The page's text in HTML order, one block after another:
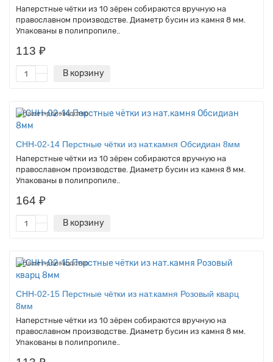
Наперстные чётки из 10 зёрен собираются вручную на
православном производстве. Диаметр бусин из камня 8 мм.
Упакованы в полипропиле..
113 ₽
В корзину
Наше производство
CHH-02-14 Перстные чётки из нат.камня Обсидиан 8мм
Наперстные чётки из 10 зёрен собираются вручную на
православном производстве. Диаметр бусин из камня 8 мм.
Упакованы в полипропиле..
164 ₽
В корзину
Наше производство
CHH-02-15 Перстные чётки из нат.камня Розовый кварц
8мм
Наперстные чётки из 10 зёрен собираются вручную на
православном производстве. Диаметр бусин из камня 8 мм.
Упакованы в полипропиле..